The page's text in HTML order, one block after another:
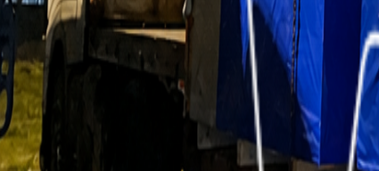
Подробнее
Негабарит из Китая за 6 дней
В декабре, в период высокого спроса на
Брянскую область.
Подробнее